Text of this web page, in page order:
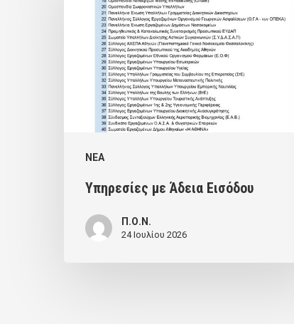
NEA
Εισόδου
Υπηρεσίες με Άδεια Εισόδου
Π.Ο.Ν.
24 Ιουλίου 2026